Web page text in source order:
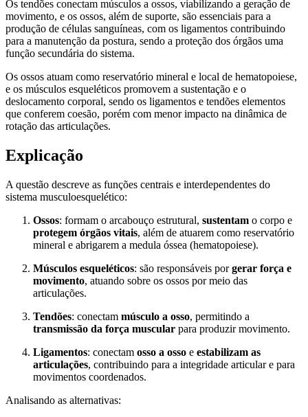
Os tendões conectam músculos a ossos, viabilizando a geração de
movimento, e os ossos, além de suporte, são essenciais para a
produção de células sanguíneas, com os ligamentos contribuindo
para a manutenção da postura, sendo a proteção dos órgãos uma
função secundária do sistema.
Os ossos atuam como reservatório mineral e local de hematopoiese,
e os músculos esqueléticos promovem a sustentação e o
deslocamento corporal, sendo os ligamentos e tendões elementos
que conferem coesão, porém com menor impacto na dinâmica de
rotação das articulações.
Explicação
A questão descreve as funções centrais e interdependentes do
sistema musculoesquelético:
Ossos: formam o arcabouço estrutural, sustentam o corpo e
protegem órgãos vitais, além de atuarem como reservatório
mineral e abrigarem a medula óssea (hematopoiese).
Músculos esqueléticos: são responsáveis porgerar força e
movimento, atuando sobre os ossos por meio das
articulações.
Tendões: conectam músculo a osso, permitindo a
transmissão da força muscular para produzir movimento.
Ligamentos: conectam osso a osso e estabilizam as
articulações, contribuindo para a integridade articular e para
movimentos coordenados.
Analisando as alternativas: